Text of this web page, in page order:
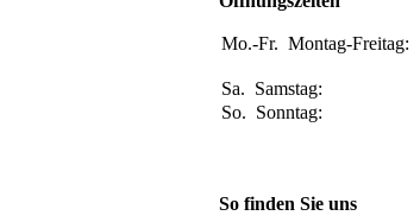
Mo.-Fr. Montag-Freitag:
Sa. Samstag:
So. Sonntag:
So finden Sie uns